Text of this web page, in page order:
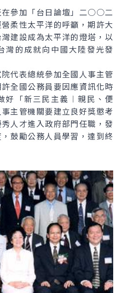
在參加「台日論壇」二○○二
柔性太平洋的呼籲，期許大
建設成為太平洋的燈塔，以
灣的成就向中國大陸發光發
代表總統參加全國人事主管
全國公務員要因應資訊化時
好「新三民主義︱親民、便
主管機關要建立良好獎懲考
人才進入政府部門任職，發
鼓勵公務人員學習，達到終